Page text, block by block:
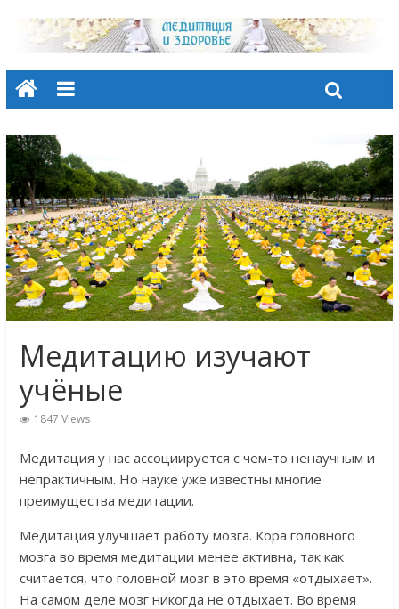
Медитацию изучают
учёные
1847 Views
Медитация у нас ассоциируется с чем-то ненаучным и
непрактичным. Но науке уже известны многие
преимущества медитации.
Медитация улучшает работу мозга. Кора головного
мозга во время медитации менее активна, так как
считается, что головной мозг в это время «отдыхает».
На самом деле мозг никогда не отдыхает. Во время